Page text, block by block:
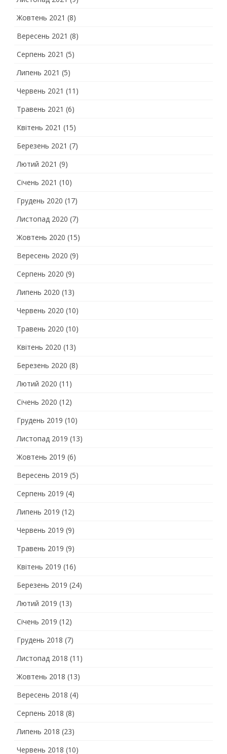
Жовтень 2021 (8)
Вересень 2021 (8)
Серпень 2021 (5)
Липень 2021 (5)
Червень 2021 (11)
Травень 2021 (6)
Квітень 2021 (15)
Березень 2021 (7)
Лютий 2021 (9)
Січень 2021 (10)
Грудень 2020 (17)
Листопад 2020 (7)
Жовтень 2020 (15)
Вересень 2020 (9)
Серпень 2020 (9)
Липень 2020 (13)
Червень 2020 (10)
Травень 2020 (10)
Квітень 2020 (13)
Березень 2020 (8)
Лютий 2020 (11)
Січень 2020 (12)
Грудень 2019 (10)
Листопад 2019 (13)
Жовтень 2019 (6)
Вересень 2019 (5)
Серпень 2019 (4)
Липень 2019 (12)
Червень 2019 (9)
Травень 2019 (9)
Квітень 2019 (16)
Березень 2019 (24)
Лютий 2019 (13)
Січень 2019 (12)
Грудень 2018 (7)
Листопад 2018 (11)
Жовтень 2018 (13)
Вересень 2018 (4)
Серпень 2018 (8)
Липень 2018 (23)
Червень 2018 (10)